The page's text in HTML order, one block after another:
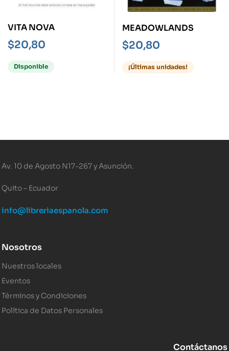
VITA NOVA
$20,80
Disponible
MEADOWLANDS
$20,80
¡Últimas unidades!
Av. 10 de Agosto N17-267 y Asunción.
Quito – Ecuador
info@libreriaespanola.com
Nosotros
Nuestros locales
Eventos
Términos y Condiciones
Política de Datos Personales
Contáctanos